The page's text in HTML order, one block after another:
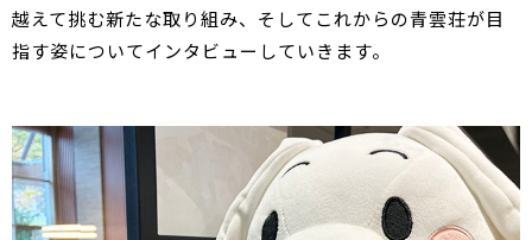
越えて挑む新たな取り組み、そしてこれからの青雲荘が目
指す姿についてインタビューしていきます。